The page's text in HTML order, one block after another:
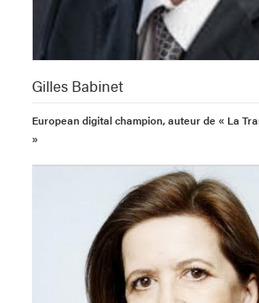
Gilles Babinet
European digital champion, auteur de « La
»